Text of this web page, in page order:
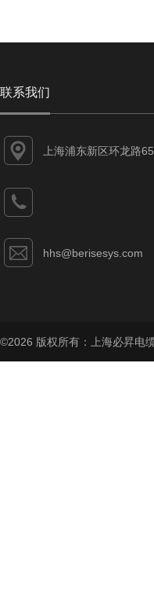
联系我们
上海浦东新区环龙路
hhs@berisesys.com
©2026 版权所有：上海必昇电